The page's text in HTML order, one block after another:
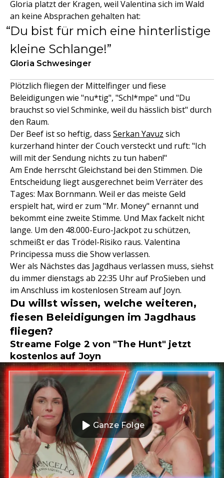
Gloria platzt der Kragen, weil Valentina sich im Wald
an keine Absprachen gehalten hat:
Du bist für mich eine hinterlistige
kleine Schlange!
Gloria Schwesinger
Plötzlich fliegen der Mittelfinger und fiese
Beleidigungen wie "nu*tig", "Schl*mpe" und "Du
brauchst so viel Schminke, weil du hässlich bist" durch
den Raum.
Der Beef ist so heftig, dass Serkan Yavuz sich
kurzerhand hinter der Couch versteckt und ruft: "Ich
will mit der Sendung nichts zu tun haben!"
Am Ende herrscht Gleichstand bei den Stimmen. Die
Entscheidung liegt ausgerechnet beim Verräter des
Tages: Max Bornmann. Weil er das meiste Geld
erspielt hat, wird er zum "Mr. Money" ernannt und
bekommt eine zweite Stimme. Und Max fackelt nicht
lange. Um den 48.000-Euro-Jackpot zu schützen,
schmeißt er das Trödel-Risiko raus. Valentina
Principessa muss die Show verlassen.
Wer als Nächstes das Jagdhaus verlassen muss, siehst
du immer dienstags ab 22:35 Uhr auf ProSieben und
im Anschluss im kostenlosen Stream auf Joyn.
Du willst wissen, welche weiteren,
fiesen Beleidigungen im Jagdhaus
fliegen?
Streame Folge 2 von "The Hunt" jetzt
kostenlos auf Joyn
Ganze Folge